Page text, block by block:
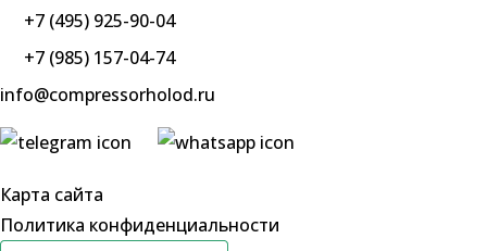
+7 (495) 925-90-04
+7 (985) 157-04-74
info@compressorholod.ru
Карта сайта
Политика конфиденциальности